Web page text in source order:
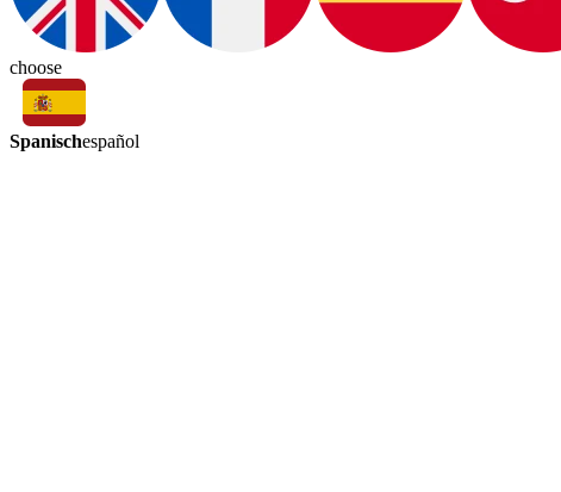
choose
Spanischespañol